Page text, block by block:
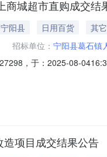
商城超市直购成交结
阳县 日用百货
其它
招标单位： 宁阳县葛石镇
，于：2025-08-
商品品目商品名称品牌
项目成交结果公告